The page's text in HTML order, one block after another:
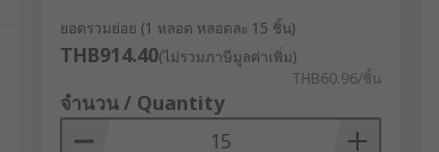
ยอดรวมย่อย (1 หลอด หลอดละ 15 ชิ้น)
THB914.40(ไม่รวมภาษีมูลค่าเพิ่ม)
THB60.96/ชิ้น
จำนวน / Quantity